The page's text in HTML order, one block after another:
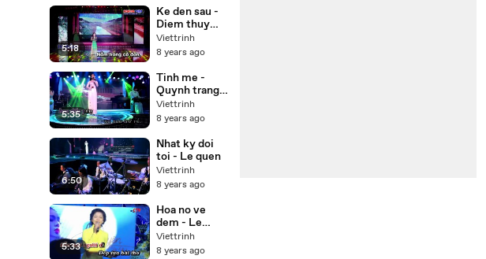
nhan Karaoke
5:18
Ke den sau -
Diem thuy
Karaoke
Viettrinh
8 years ago
5:35
Tinh me -
Quynh trang (
Karaoke Beat
)
Viettrinh
8 years ago
6:50
Nhat ky doi
toi - Le quen
Viettrinh
8 years ago
5:33
Hoa no ve
dem - Le
quyen
Karaoke
Viettrinh
8 years ago